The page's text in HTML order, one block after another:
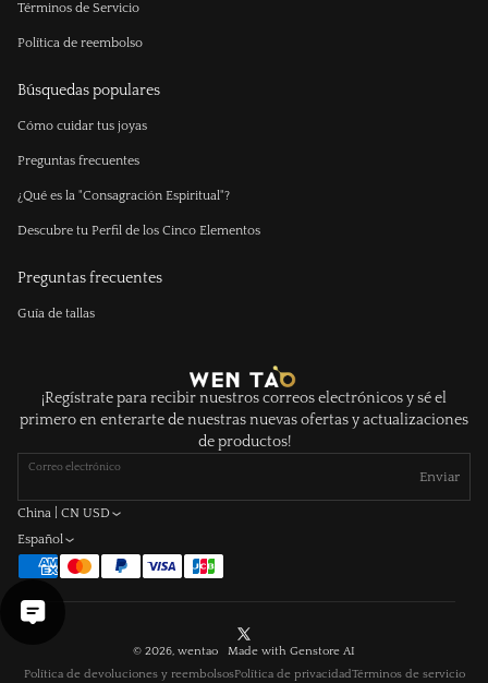
Términos de Servicio
Política de reembolso
Búsquedas populares
Cómo cuidar tus joyas
Preguntas frecuentes
¿Qué es la "Consagración Espiritual"?
Descubre tu Perfil de los Cinco Elementos
Preguntas frecuentes
Guía de tallas
¡Regístrate para recibir nuestros correos electrónicos y sé el
primero en enterarte de nuestras nuevas ofertas y actualizaciones
de productos!
Correo electrónico
Enviar
China | CN USD
Español
X
(Twitter)
© 2026, wentao Made with Genstore AI
Política de devoluciones y reembolsosPolítica de privacidadTérminos de servicio